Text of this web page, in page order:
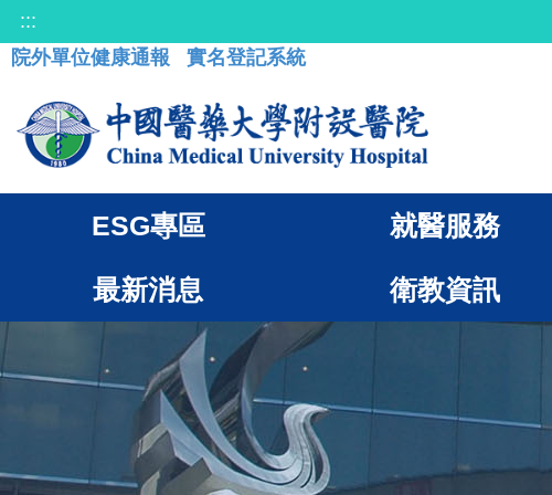
:::
院外單位健康通報
實名登記系統
ESG專區 就醫服務
最新消息 衛教資訊